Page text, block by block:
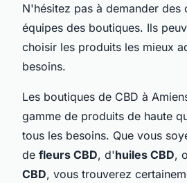
N'hésitez pas à demander des
équipes des boutiques. Ils
choisir les produits les mieux
besoins.
Les boutiques de CBD à
gamme de produits de haute
tous les besoins. Que vous
de fleurs CBD, d'huiles CBD,
CBD, vous trouverez